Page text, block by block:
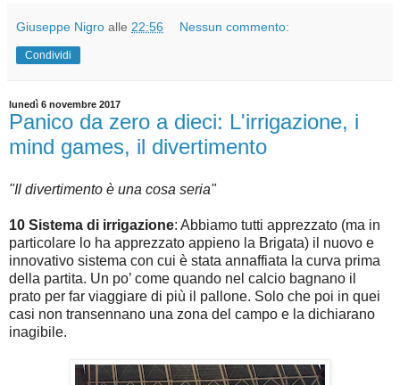
Giuseppe Nigro alle 22:56 Nessun commento:
Condividi
lunedì 6 novembre 2017
Panico da zero a dieci: L'irrigazione, i
mind games, il divertimento
"Il divertimento è una cosa seria"
10 Sistema di irrigazione: Abbiamo tutti apprezzato (ma in
particolare lo ha apprezzato appieno la Brigata) il nuovo e
innovativo sistema con cui è stata annaffiata la curva prima
della partita. Un po’ come quando nel calcio bagnano il
prato per far viaggiare di più il pallone. Solo che poi in quei
casi non transennano una zona del campo e la dichiarano
inagibile.